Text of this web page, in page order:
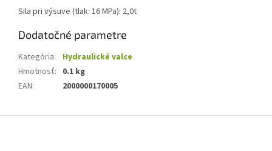
Sila pri výsuve (tlak: 16 MPa): 2,0t
Dodatočné parametre
Kategória:
Hydraulické valce
Hmotnosť: 0.1 kg
EAN: 2000000170005